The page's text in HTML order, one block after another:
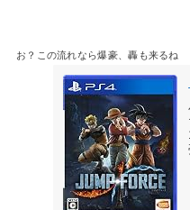
お？この流れなら爆豪、轟も来るね